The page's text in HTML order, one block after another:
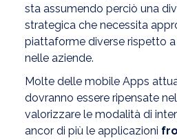
sta assumendo perciò una
strategica che necessita
piattaforme diverse rispetto
nelle aziende.
Molte delle mobile Apps
dovranno essere ripensate
valorizzare le modalità di
ancor di più le applicazioni